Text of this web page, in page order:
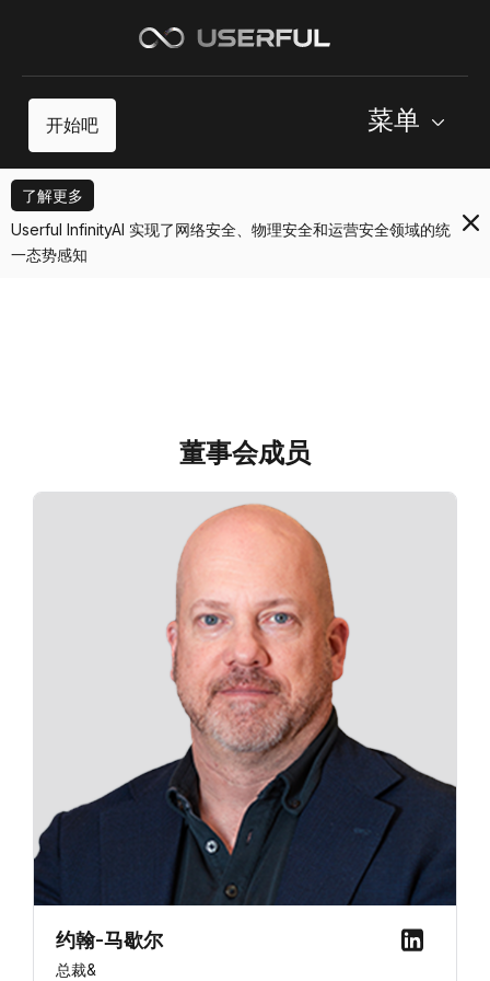
开始吧 菜单
了解更多
Userful InfinityAI 实现了网络安全、物理安全和运营安全领域的统
一态势感知
董事会成员
约翰-马歇尔
总裁&